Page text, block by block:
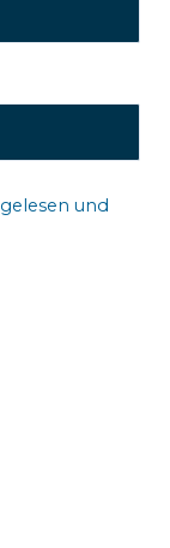
gelesen und